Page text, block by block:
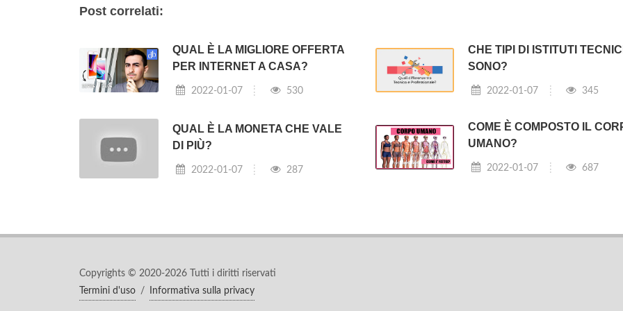
Post correlati:
QUAL È LA MIGLIORE OFFERTA
PER INTERNET A CASA?
2022-01-07 530
CHE TIPI DI ISTITUTI
SONO?
2022-01-07 345
QUAL È LA MONETA CHE VALE
DI PIÙ?
2022-01-07 287
COME È COMPOSTO IL
UMANO?
2022-01-07 687
Copyrights © 2020-2026 Tutti i diritti riservati
Termini d'uso / Informativa sulla privacy